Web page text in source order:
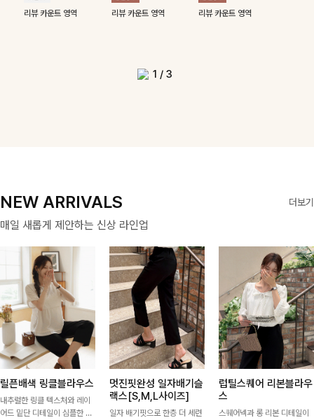
리룩을 완성해 드려요 🤎
리뷰 카운트 영역
터 데이트룩까지 화사하게
리뷰 카운트 영역
객룩까지 세련된 스타일링
리뷰 카운트 영역
리뷰 카운트 영역
리룩부터 출근룩까지 활용
리뷰 카운트 영역
단품으로도 다양하게 활용하
편안하게 즐기기 좋아요 ✨
리뷰 카운트 영역 리뷰 카운트 영역
1 / 3
NEW ARRIVALS 더보기
매일 새롭게 제안하는 신상 라인업
릴픈배색 링클블라우스
내추럴한 링클 텍스처와 레이
어드 밑단 디테일이 심플한 디
멋진핏완성 일자배기슬
랙스[S,M,L사이즈]
일자 배기핏으로 한층 더 세련
럽틸스퀘어 리본블라우
스
스퀘어넥과 롱 리본 디테일이